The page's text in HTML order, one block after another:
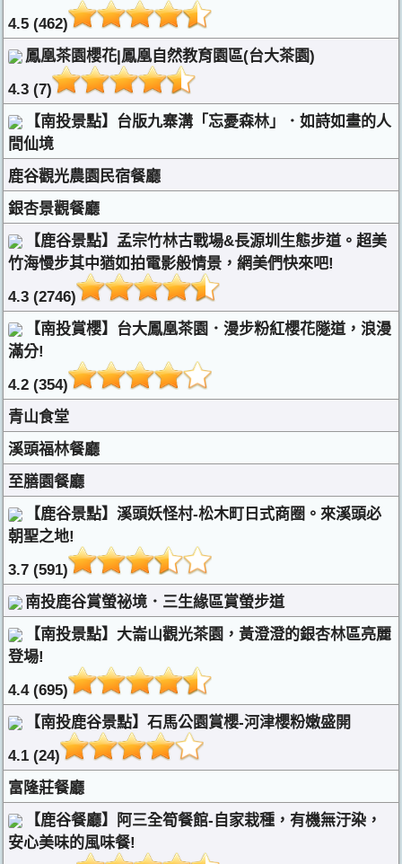
4.5 (462)
鳳凰茶園櫻花|鳳凰自然教育園區(台大茶園)
4.3 (7)
【南投景點】台版九寨溝「忘憂森林」．如詩如畫的人
間仙境
鹿谷觀光農園民宿餐廳
銀杏景觀餐廳
【鹿谷景點】孟宗竹林古戰場&長源圳生態步道。超美
竹海慢步其中猶如拍電影般情景，網美們快來吧!
4.3 (2746)
【南投賞櫻】台大鳳凰茶園．漫步粉紅櫻花隧道，浪漫
滿分!
4.2 (354)
青山食堂
溪頭福林餐廳
至膳園餐廳
【鹿谷景點】溪頭妖怪村-松木町日式商圈。來溪頭必
朝聖之地!
3.7 (591)
南投鹿谷賞螢祕境．三生緣區賞螢步道
【南投景點】大崙山觀光茶園，黃澄澄的銀杏林區亮麗
登場!
4.4 (695)
【南投鹿谷景點】石馬公園賞櫻-河津櫻粉嫩盛開
4.1 (24)
富隆莊餐廳
【鹿谷餐廳】阿三全筍餐館-自家栽種，有機無汙染，
安心美味的風味餐!